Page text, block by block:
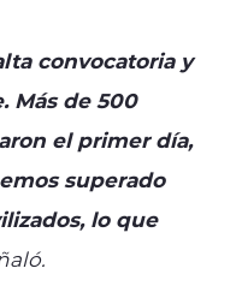
convocatoria y
Más de 500
el primer día,
superado
lo que